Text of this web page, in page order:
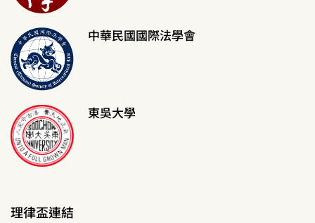
中華民國國際法學會
東吳大學
理律盃連結